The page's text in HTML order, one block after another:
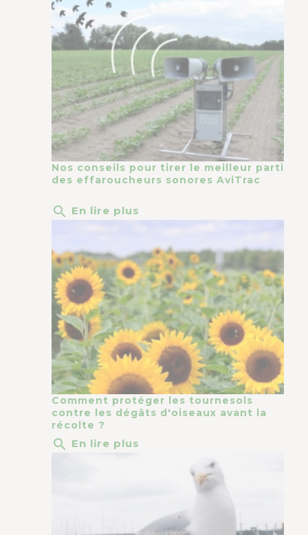
Nos conseils pour tirer le meilleur parti
des effaroucheurs sonores AviTrac
search En lire plus
Comment protéger les tournesols
contre les dégâts d'oiseaux avant la
récolte ?
search En lire plus